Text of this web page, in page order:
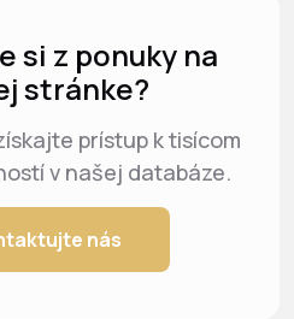
si z ponuky na
stránke?
prístup k tisícom
v našej databáze.
nás